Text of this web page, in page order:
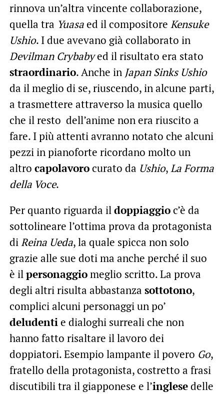
rinnova un’altra vincente collaborazione,
quella tra Yuasaed il compositore Kensuke
Ushio. I due avevano già collaborato in
Devilman Crybabyed il risultato era stato
straordinario. Anche in Japan Sinks Ushio
da il meglio di se, riuscendo, in alcune parti,
a trasmettere attraverso la musica quello
che il resto dell’anime non era riuscito a
fare. I più attenti avranno notato che alcuni
pezzi in pianoforte ricordano molto un
altro capolavorocurato da Ushio, La Forma
della Voce.
Per quanto riguarda il doppiaggioc’è da
sottolineare l’ottima prova da protagonista
di Reina Ueda, la quale spicca non solo
grazie alle sue doti ma anche perché il suo
è il personaggiomeglio scritto. La prova
degli altri risulta abbastanza sottotono,
complici alcuni personaggi un po’
deludenti e dialoghi surreali che non
hanno fatto risaltare il lavoro dei
doppiatori. Esempio lampante il povero Go,
fratello della protagonista, costretto a frasi
discutibili tra il giapponese e l’inglesedelle